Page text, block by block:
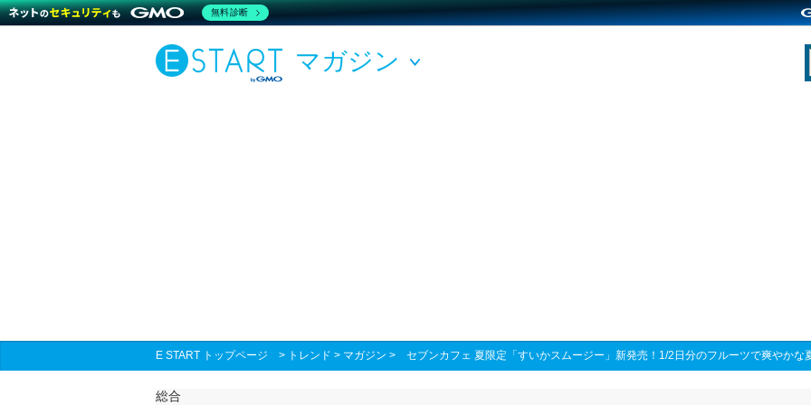
マガジン
E START トップページ > トレンド > マガジン > セブンカフェ 夏限定「すいかスムージー」新発売！1/2日分のフルーツで爽やかな
総合
無料診断